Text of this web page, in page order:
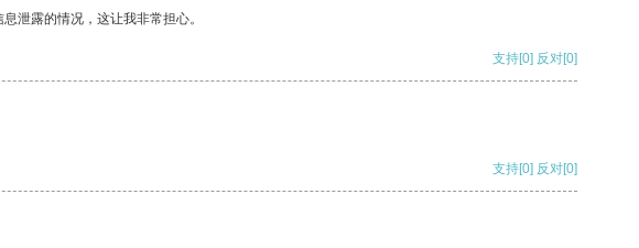
泄露的情况，这让我非常担心。
支持[0] 反对[0]
支持[0] 反对[0]